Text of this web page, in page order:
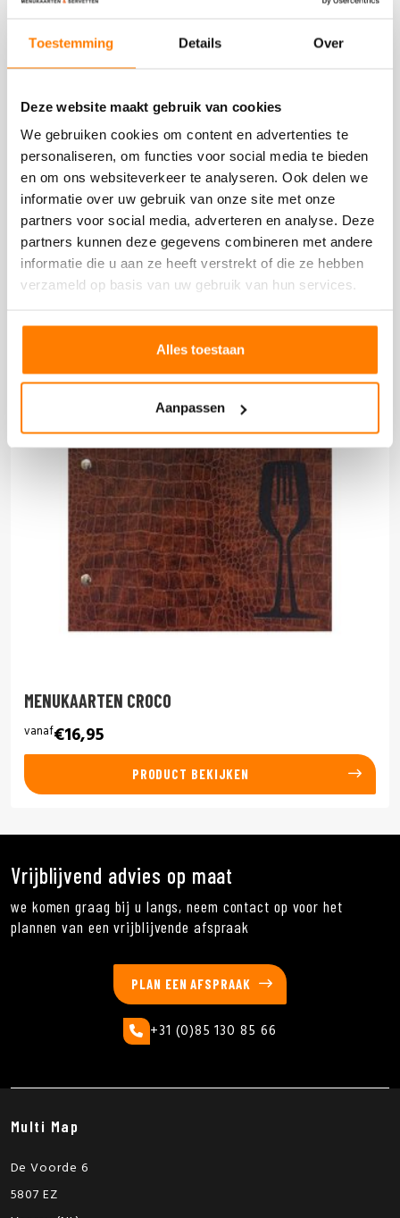
Toestemming Details Over
Deze website maakt gebruik van cookies
We gebruiken cookies om content en advertenties te
personaliseren, om functies voor social media te bieden
en om ons websiteverkeer te analyseren. Ook delen we
informatie over uw gebruik van onze site met onze
partners voor social media, adverteren en analyse. Deze
partners kunnen deze gegevens combineren met andere
informatie die u aan ze heeft verstrekt of die ze hebben
verzameld op basis van uw gebruik van hun services.
Alles toestaan
Aanpassen
Ga voor de beste eerste indruk, ga voor een
Deze producten heb je eerder bekeken
MENUKAARTEN CROCO
vanaf€16,95
PRODUCT BEKIJKEN
Vrijblijvend advies op maat
we komen graag bij u langs, neem contact op voor het
plannen van een vrijblijvende afspraak
PLAN EEN AFSPRAAK
+31 (0)85 130 85 66
Multi Map
De Voorde 6
5807 EZ